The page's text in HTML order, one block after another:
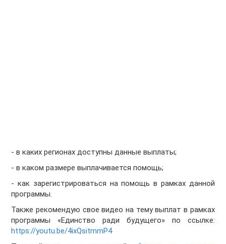
- в каких регионах доступны данные выплаты;
- в каком размере выплачивается помощь;
- как зарегистрироваться на помощь в рамках данной
программы.
Также рекомендую свое видео на тему выплат в рамках
программы «Единство ради будущего» по ссылке:
https://youtu.be/4ixQsitmmP4